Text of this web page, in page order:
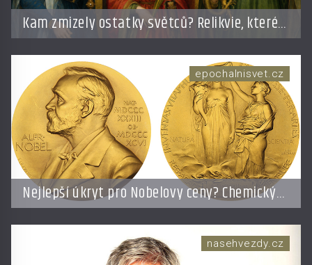
Kam zmizely ostatky světců? Relikvie, které
putují Evropou a dodnes budí úžas
Nejlepší úkryt pro Nobelovy ceny? Chemický
roztok!
epochalnisvet.cz
nasehvezdy.cz